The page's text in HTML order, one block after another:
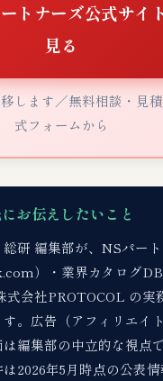
トナーズ公式サイ
見る
します／無料相談・見
式フォームから
お伝えしたいこと
研 編集部が、NSパー
）・業界カタログ
式会社PROTOCOL の実
す。広告（アフィリエイ
編集部の中立的な視点
2026年5月時点の公表情